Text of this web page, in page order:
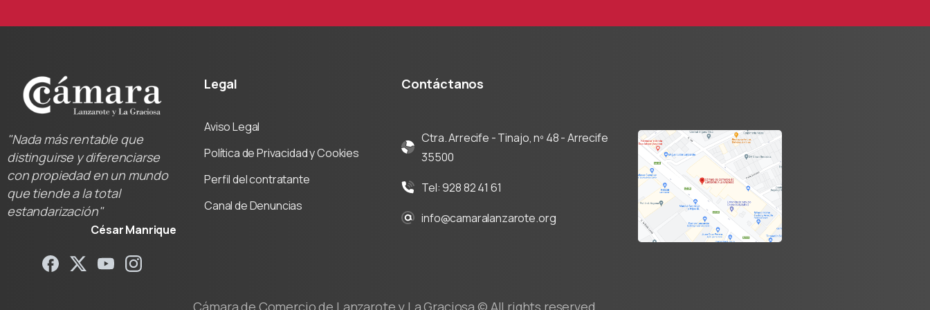
"Nada más rentable que
distinguirse y diferenciarse
con propiedad en un mundo
que tiende a la total
estandarización"
César Manrique
Legal
Aviso Legal
Política de Privacidad y Cookies
Perfil del contratante
Canal de Denuncias
Contáctanos
Ctra. Arrecife - Tinajo, nº 48 - Arrecife
35500
Tel: 928 82 41 61
info@camaralanzarote.org
Cámara de Comercio de Lanzarote y La Graciosa © All rights reserved